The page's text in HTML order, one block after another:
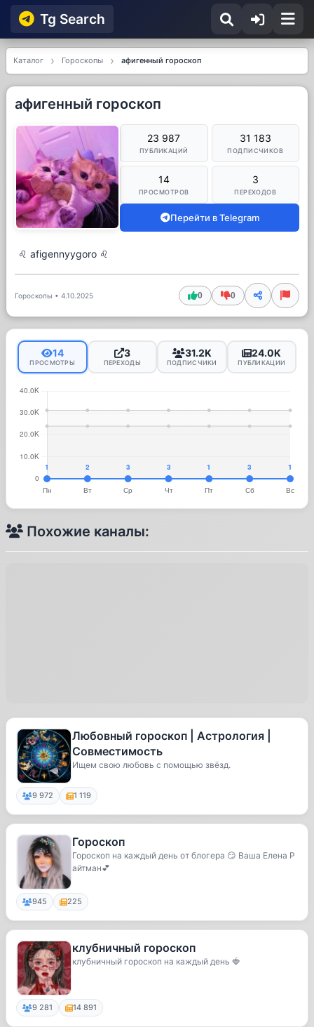
Tg Searсh
Каталог Гороскопы афигенный гороскоп
афигенный гороскоп
23 987
ПУБЛИКАЦИЙ
31 183
ПОДПИСЧИКОВ
14
ПРОСМОТРОВ
3
ПЕРЕХОДОВ
Перейти в Telegram
♌ afigennyygoro ♌
Гороскопы • 4.10.2025 0 0
14
ПРОСМОТРЫ
3
ПЕРЕХОДЫ
31.2K
ПОДПИСЧИКИ
24.0K
ПУБЛИКАЦИИ
Похожие каналы:
Любовный гороскоп | Астрология |
Совместимость
Ищем свою любовь с помощью звёзд.
9 972 1 119
Гороскоп
Гороскоп на каждый день от блогера 😏 Ваша Елена Р
айтман💕
945 225
клубничный гороскоп
клубничный гороскоп на каждый день 🍓
9 281 14 891